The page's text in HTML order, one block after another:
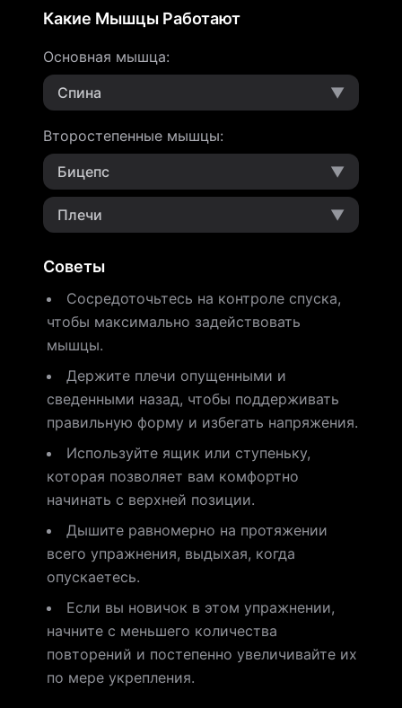
Какие Мышцы Работают
Основная мышца:
Спина
▼
Второстепенные мышцы:
Бицепс
▼
Плечи ▼
Советы
Сосредоточьтесь на контроле спуска,
чтобы максимально задействовать
мышцы.
Держите плечи опущенными и
сведенными назад, чтобы поддерживать
правильную форму и избегать напряжения.
Используйте ящик или ступеньку,
которая позволяет вам комфортно
начинать с верхней позиции.
Дышите равномерно на протяжении
всего упражнения, выдыхая, когда
опускаетесь.
Если вы новичок в этом упражнении,
начните с меньшего количества
повторений и постепенно увеличивайте их
по мере укрепления.